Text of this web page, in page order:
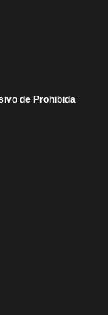
de Prohibida